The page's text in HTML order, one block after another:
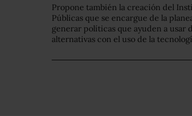
Propone también la creación del
Públicas que se encargue de la
generar políticas que ayuden a usar
alternativas con el uso de la